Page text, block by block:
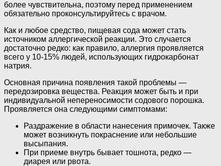
более чувствительна, поэтому перед применением
обязательно проконсультируйтесь с врачом.
Как и любое средство, пищевая сода может стать
источником аллергической реакции. Это случается
достаточно редко: как правило, аллергия проявляется
всего у 10-15% людей, использующих гидрокарбонат
натрия.
Основная причина появления такой проблемы —
передозировка вещества. Реакция может быть и при
индивидуальной непереносимости содового порошка.
Проявляется она следующими симптомами:
Раздражение в области нанесения примочек. Также
может возникнуть покраснение или небольшие
высыпания.
При приеме внутрь бывает тошнота, редко —
диарея или рвота.